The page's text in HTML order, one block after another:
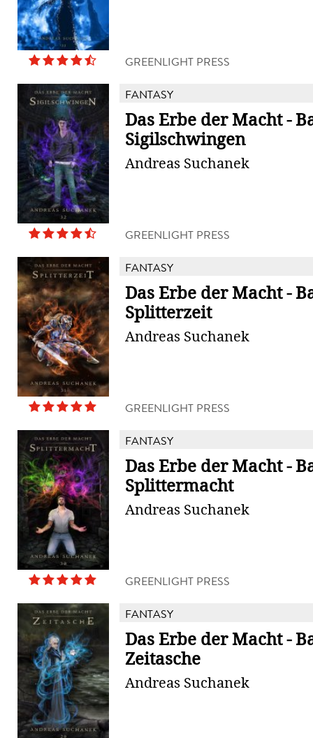
GREENLIGHT PRESS
FANTASY
Das Erbe der Macht -
Sigilschwingen
Andreas Suchanek
GREENLIGHT PRESS
FANTASY
Das Erbe der Macht -
Splitterzeit
Andreas Suchanek
GREENLIGHT PRESS
FANTASY
Das Erbe der Macht -
Splittermacht
Andreas Suchanek
GREENLIGHT PRESS
FANTASY
Das Erbe der Macht -
Zeitasche
Andreas Suchanek